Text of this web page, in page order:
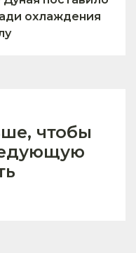
охлаждения
чтобы